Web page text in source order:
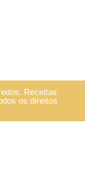
Receitas
os direitos